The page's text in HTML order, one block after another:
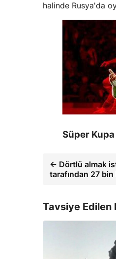
halinde Rusya'da
Süper
← Dörtlü almak
tarafından 27 bin
Tavsiye Edilen